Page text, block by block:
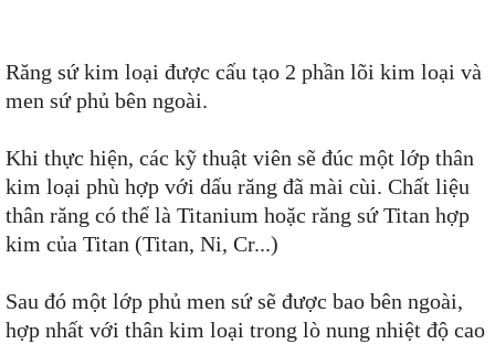
Răng sứ kim loại được cấu tạo 2 phần lõi kim loại và
men sứ phủ bên ngoài.
Khi thực hiện, các kỹ thuật viên sẽ đúc một lớp thân
kim loại phù hợp với dấu răng đã mài cùi. Chất liệu
thân răng có thể là Titanium hoặc răng sứ Titan hợp
kim của Titan (Titan, Ni, Cr...)
Sau đó một lớp phủ men sứ sẽ được bao bên ngoài,
hợp nhất với thân kim loại trong lò nung nhiệt độ cao